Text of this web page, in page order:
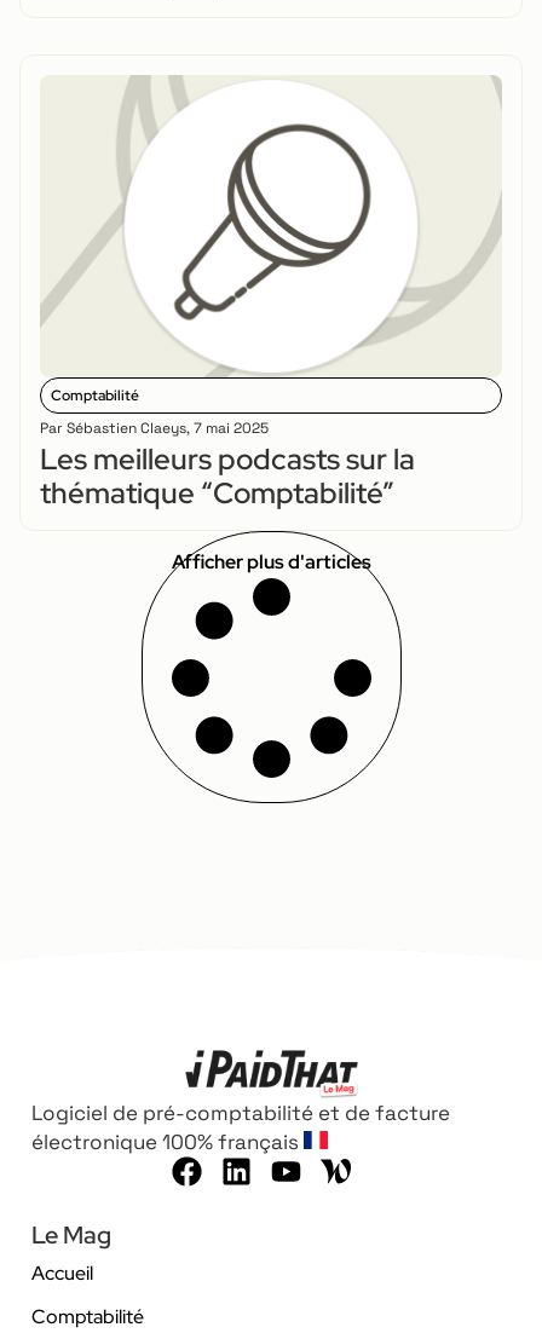
Comptabilité
Par Sébastien Claeys,7 mai 2025
Les meilleurs podcasts sur la
thématique “Comptabilité”
Afficher plus d'articles
Logiciel de pré-comptabilité et de facture
électronique 100% français
Le Mag
Accueil
Comptabilité